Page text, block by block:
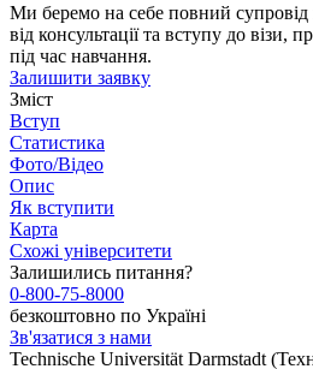
Ми беремо на себе повний
від консультації та вступу до візи,
під час навчання.
Залишити заявку
Зміст
Вступ
Статистика
Фото/Відео
Опис
Як вступити
Карта
Схожі університети
Залишились питання?
0-800-75-8000
безкоштовно по Україні
Зв'язатися з нами
Technische Universität Darmstadt